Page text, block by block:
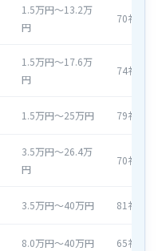
1.5万円〜13.2万
円
70社
1.5万円〜17.6万
円
74社
1.5万円〜25万円 79社
3.5万円〜26.4万
円
70社
3.5万円〜40万円 81社
8.0万円〜40万円 65社